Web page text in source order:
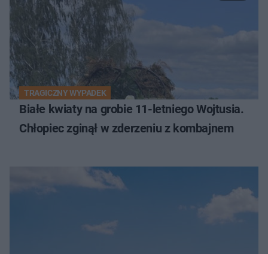
TRAGICZNY WYPADEK
Białe kwiaty na grobie 11-letniego Wojtusia.
Chłopiec zginął w zderzeniu z kombajnem